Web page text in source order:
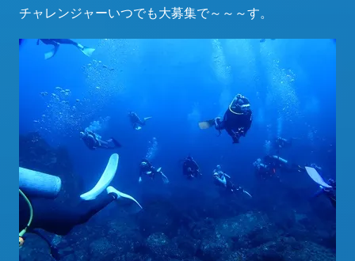
チャレンジャーいつでも大募集で～～～す。